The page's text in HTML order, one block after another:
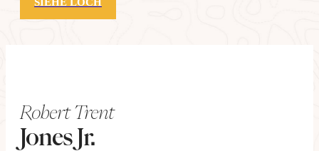
SIEHE LOCH
Robert Trent
Jones Jr.